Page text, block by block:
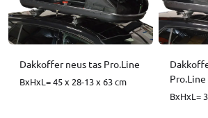
Dakkoffer neus tas Pro.Line
BxHxL= 45 x 28-13 x 63 cm
Pro.Line
BxHxL=